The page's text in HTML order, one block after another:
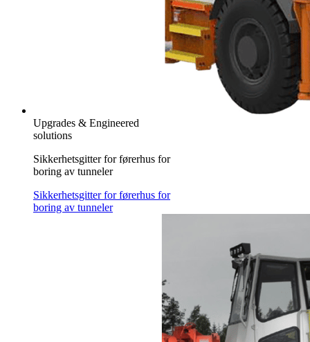
Upgrades & Engineered
solutions
Sikkerhetsgitter for førerhus for
boring av tunneler
Sikkerhetsgitter for førerhus for
boring av tunneler